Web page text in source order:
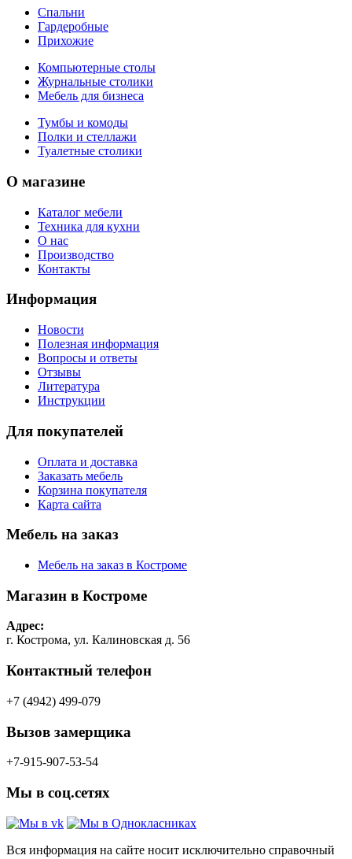
Спальни
Гардеробные
Прихожие
Компьютерные столы
Журнальные столики
Мебель для бизнеса
Тумбы и комоды
Полки и стеллажи
Туалетные столики
О магазине
Каталог мебели
Техника для кухни
О нас
Производство
Контакты
Информация
Новости
Полезная информация
Вопросы и ответы
Отзывы
Литература
Инструкции
Для покупателей
Оплата и доставка
Заказать мебель
Корзина покупателя
Карта сайта
Мебель на заказ
Мебель на заказ в Костроме
Магазин в Костроме
Адрес:
г. Кострома, ул. Калиновская д. 56
Контактный телефон
+7 (4942) 499-079
Вызов замерщика
+7-915-907-53-54
Мы в соц.сетях
Вся информация на сайте носит исключительно справочный